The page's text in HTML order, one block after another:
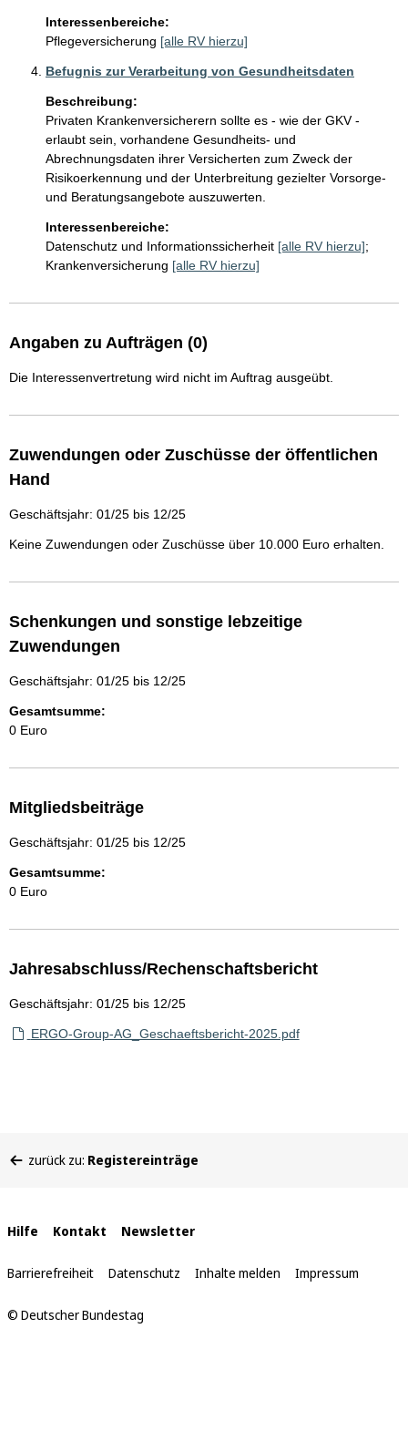
Interessenbereiche:
Pflegeversicherung [alle RV hierzu]
Befugnis zur Verarbeitung von Gesundheitsdaten
Beschreibung:
Privaten Krankenversicherern sollte es - wie der GKV -
erlaubt sein, vorhandene Gesundheits- und
Abrechnungsdaten ihrer Versicherten zum Zweck der
Risikoerkennung und der Unterbreitung gezielter Vorsorge-
und Beratungsangebote auszuwerten.
Interessenbereiche:
Datenschutz und Informationssicherheit [alle RV hierzu];
Krankenversicherung [alle RV hierzu]
Angaben zu Aufträgen (0)
Die Interessenvertretung wird nicht im Auftrag ausgeübt.
Zuwendungen oder Zuschüsse der öffentlichen
Hand
Geschäftsjahr: 01/25 bis 12/25
Keine Zuwendungen oder Zuschüsse über 10.000 Euro erhalten.
Schenkungen und sonstige lebzeitige
Zuwendungen
Geschäftsjahr: 01/25 bis 12/25
Gesamtsumme:
0 Euro
Mitgliedsbeiträge
Geschäftsjahr: 01/25 bis 12/25
Gesamtsumme:
0 Euro
Jahresabschluss/Rechenschaftsbericht
Geschäftsjahr: 01/25 bis 12/25
ERGO-Group-AG_Geschaeftsbericht-2025.pdf
befinden
zurück zu: Registereinträge
Interne
Links
Hilfe Kontakt Newsletter
Barrierefreiheit Datenschutz Inhalte melden Impressum
© Deutscher Bundestag